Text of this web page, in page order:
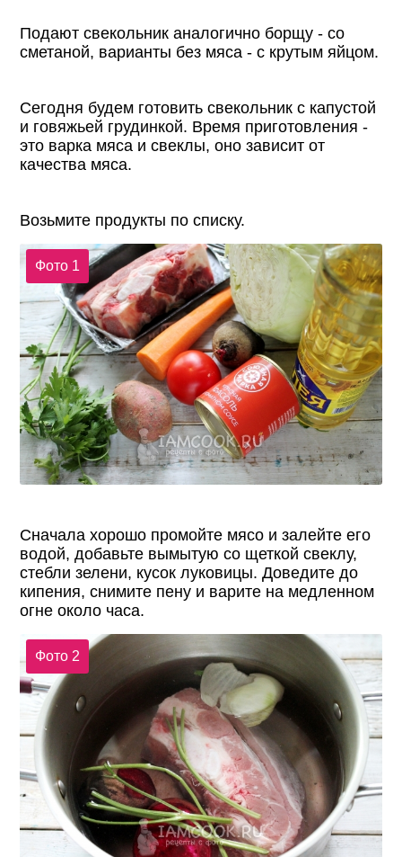
Подают свекольник аналогично борщу - со
сметаной, варианты без мяса - с крутым яйцом.
Сегодня будем готовить свекольник с капустой
и говяжьей грудинкой. Время приготовления -
это варка мяса и свеклы, оно зависит от
качества мяса.
Возьмите продукты по списку.
Фото 1
Сначала хорошо промойте мясо и залейте его
водой, добавьте вымытую со щеткой свеклу,
стебли зелени, кусок луковицы. Доведите до
кипения, снимите пену и варите на медленном
огне около часа.
Фото 2